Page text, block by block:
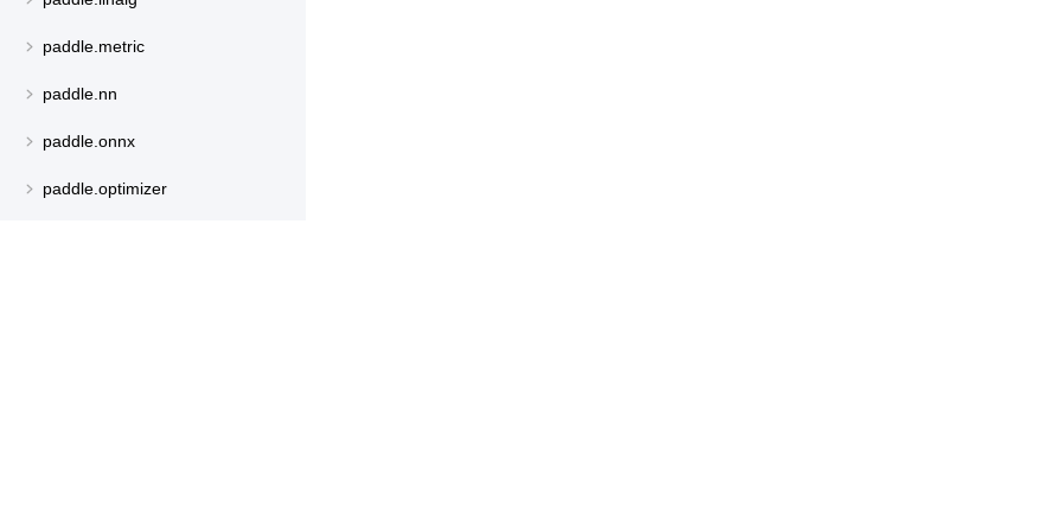
paddle.metric
paddle.nn
paddle.onnx
paddle.optimizer